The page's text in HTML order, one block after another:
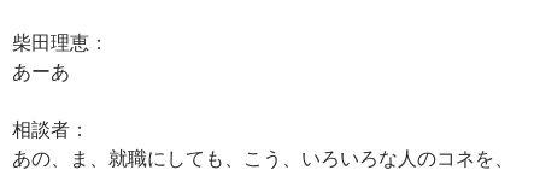
柴田理恵：
あーあ
相談者：
あの、ま、就職にしても、こう、いろいろな人のコネを、